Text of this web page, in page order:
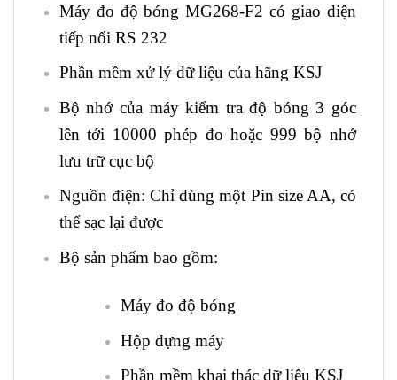
Máy đo độ bóng MG268-F2 có giao diện
tiếp nối RS 232
Phần mềm xử lý dữ liệu của hãng KSJ
Bộ nhớ của máy kiểm tra độ bóng 3 góc
lên tới 10000 phép đo hoặc 999 bộ nhớ
lưu trữ cục bộ
Nguồn điện: Chỉ dùng một Pin size AA, có
thể sạc lại được
Bộ sản phẩm bao gồm:
Máy đo độ bóng
Hộp đựng máy
Phần mềm khai thác dữ liệu KSJ